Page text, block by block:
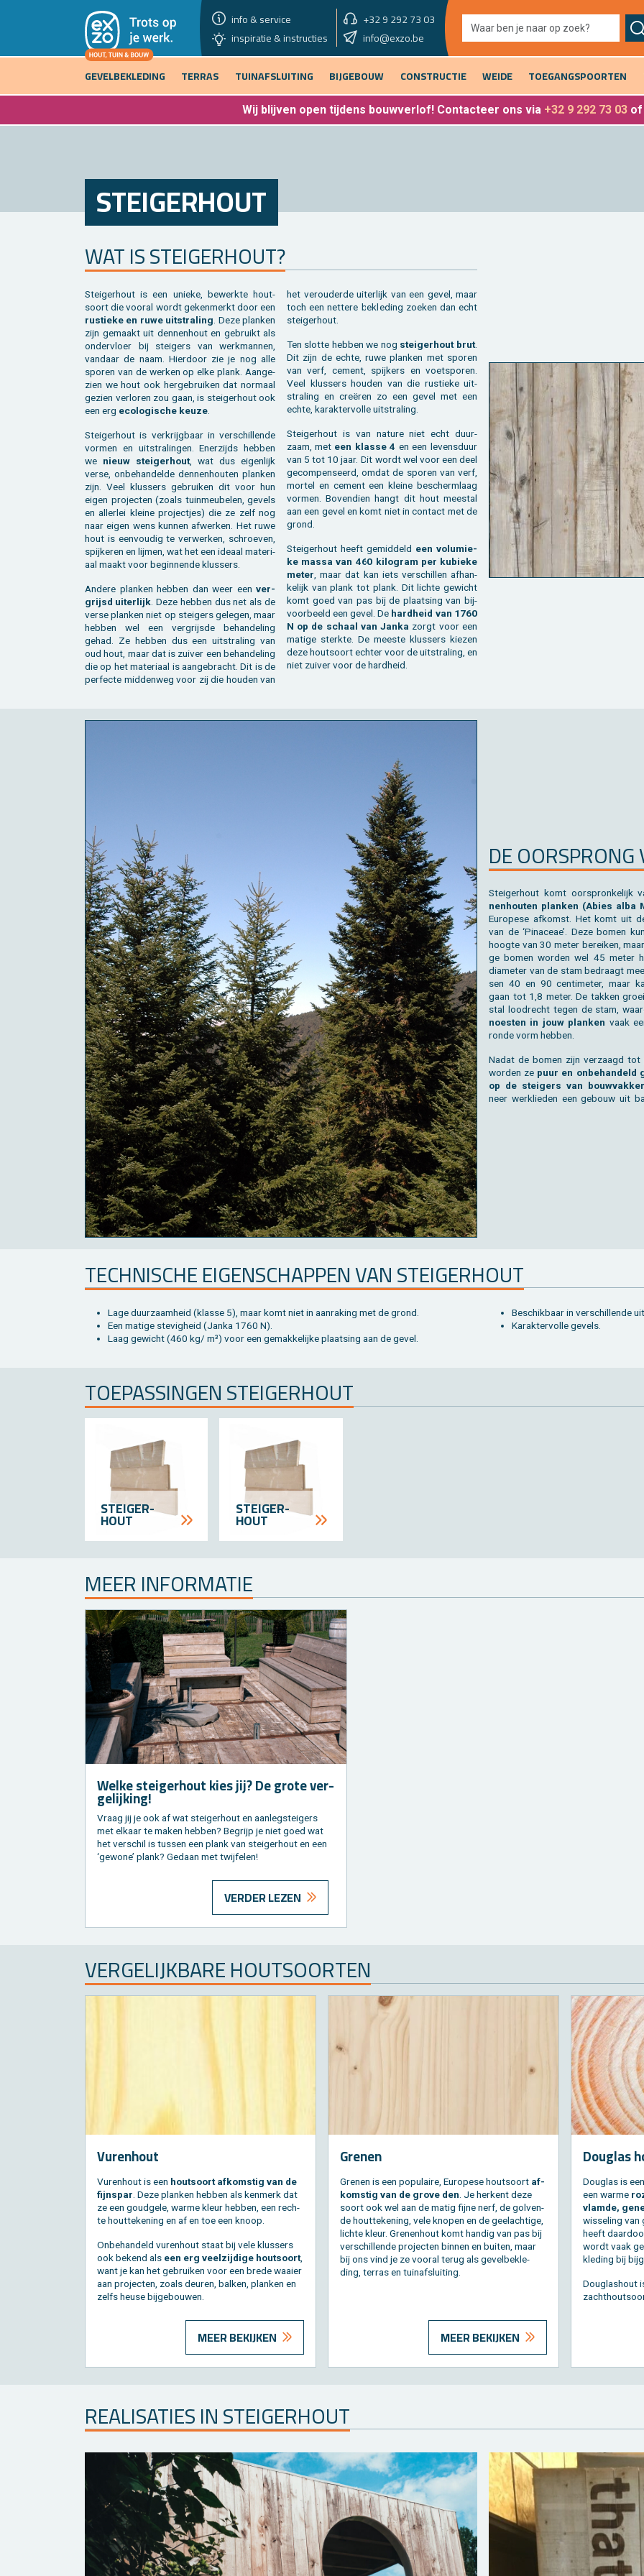
info & service +32 9 292 73 03
showroom vandaag
inspiratie & instructies
info@exzo.be 9u - 12u30 & 13u30 - 17u
GEVELBEKLEDING
TERRAS TUINAFSLUITING BIJGEBOUW CONSTRUCTIE WEIDE TOEGANGSPOORTEN
Wij blijven open tijdens bouwverlof! Contacteer ons via +32 9 292 73 03 of
STEI­GER­HOUT
WAT IS STEI­GER­HOUT?
Stei­ger­hout is een unie­ke, be­werk­te hout­
soort die voor­al wordt ge­ken­merkt door een
rus­tie­ke en ruwe uit­stra­ling . Deze plan­ken
zijn ge­maakt uit den­nen­hout en ge­bruikt als
on­der­vloer bij stei­gers van werk­man­nen,
van­daar de naam. Hier­door zie je nog alle
spo­ren van de wer­ken op elke plank. Aan­ge­
zien we hout ook her­ge­brui­ken dat nor­maal
ge­zien ver­lo­ren zou gaan, is stei­ger­hout ook
een erg eco­lo­gi­sche keuze
Stei­ger­hout is ver­krijg­baar in ver­schil­len­de
vor­men en uit­stra­lin­gen. Ener­zijds heb­ben
we nieuw stei­ger­hout, wat dus ei­gen­lijk
verse, on­be­han­del­de den­nen­hou­ten plan­ken
zijn. Veel klus­sers ge­brui­ken dit voor hun
eigen pro­jec­ten (zoals tuin­meu­be­len, ge­vels
en al­ler­lei klei­ne pro­ject­jes) die ze zelf nog
naar eigen wens kun­nen af­wer­ken. Het ruwe
hout is een­vou­dig te ver­wer­ken, schroe­ven,
spij­ke­ren en lij­men, wat het een ide­aal ma­te­ri­
aal maakt voor be­gin­nen­de klus­sers.
An­de­re plan­ken heb­ben dan weer een ver­
grijsd ui­ter­lijk . Deze heb­ben dus net als de
verse plan­ken niet op stei­gers ge­le­gen, maar
heb­ben wel een ver­grijs­de be­han­de­ling
gehad. Ze heb­ben dus een uit­stra­ling van
oud hout, maar dat is zui­ver een be­han­de­ling
die op het ma­te­ri­aal is aan­ge­bracht. Dit is de
per­fec­te mid­den­weg voor zij die hou­den van
het ver­ou­der­de ui­ter­lijk van een gevel, maar
toch een net­te­re be­kle­ding zoe­ken dan echt
stei­ger­hout.
Ten slot­te heb­ben we nog stei­ger­hout brut.
Dit zijn de echte, ruwe plan­ken met spo­ren
van verf, ce­ment, spij­kers en voet­spo­ren.
Veel klus­sers hou­den van die rus­tie­ke uit­
stra­ling en creëren zo een gevel met een
echte, ka­rak­ter­vol­le uit­stra­ling.
Stei­ger­hout is van na­tu­re niet echt duur­
zaam, met een klas­se 4 en een le­vens­duur
van 5 tot 10 jaar. Dit wordt wel voor een deel
ge­com­pen­seerd, omdat de spo­ren van verf,
mor­tel en ce­ment een klei­ne be­scherm­laag
vor­men. Bo­ven­dien hangt dit hout mee­st­al
aan een gevel en komt niet in con­tact met de
grond.
Stei­ger­hout heeft ge­mid­deld een vo­lu­mie­
ke massa van 460 ki­lo­gram per ku­bie­ke
meter , maar dat kan iets ver­schil­len af­han­
ke­lijk van plank tot plank. Dit lich­te ge­wicht
komt goed van pas bij de plaat­sing van bij­
voor­beeld een gevel. De hard­heid van 1760
N op de schaal van Janka zorgt voor een
ma­ti­ge sterk­te. De mees­te klus­sers kie­zen
deze hout­soort ech­ter voor de uit­stra­ling, en
niet zui­ver voor de hard­heid.
DE
Stei­ger­hout komt oor­spron­ke­lijk
nen­hou­ten plan­ken (Abies alba
Eu­ro­pe­se af­komst. Het komt uit
van de ‘Pina­ceae’. Deze bomen
hoog­te van 30 meter be­rei­ken,
ge bomen wor­den wel 45 meter
dia­me­ter van de stam be­draagt
sen 40 en 90 cen­ti­me­ter, maar
gaan tot 1,8 meter. De tak­ken
st­al lood­recht tegen de stam,
noes­ten in jouw plan­ken vaak
ronde vorm heb­ben.
Nadat de bomen zijn ver­zaagd tot
wor­den ze puur en on­be­han­deld
op de stei­gers van
neer werk­lie­den een ge­bouw uit
TECH­NI­SCHE EI­GEN­SCHAP­PEN VAN STEI­GER­HOUT
Lage duur­zaam­heid (klas­se 5), maar komt niet in aan­ra­king met de grond.
Een ma­ti­ge ste­vig­heid (Janka 1760 N).
Laag ge­wicht (460 kg/ m³) voor een ge­mak­ke­lij­ke plaat­sing aan de gevel.
Be­schik­baar in ver­schil­len­de
Ka­rak­ter­vol­le ge­vels.
TOE­PAS­SIN­GEN STEI­GER­HOUT
STEIGER­
HOUT
STEIGER­
HOUT
MEER IN­FOR­MA­TIE
Welke stei­ger­hout kies jij? De grote ver­
ge­lij­king!
Vraag jij je ook af wat stei­ger­hout en aan­leg­stei­gers
met el­kaar te maken heb­ben? Be­grijp je niet goed wat
het ver­schil is tus­sen een plank van stei­ger­hout en een
‘ge­wo­ne’ plank? Ge­daan met twij­fe­len!
VERDER LEZEN
VER­GE­LIJK­BA­RE HOUT­SOOR­TEN
Vu­ren­hout
Vu­ren­hout is een hout­soort af­kom­stig van de
fijn­spar . Deze plan­ken heb­ben als ken­merk dat
ze een goud­ge­le, warme kleur heb­ben, een rech­
te hout­te­ke­ning en af en toe een knoop.
On­be­han­deld vu­ren­hout staat bij vele klus­sers
ook be­kend als een erg veel­zij­di­ge hout­soort,
want je kan het ge­brui­ken voor een brede waai­er
aan pro­jec­ten, zoals deu­ren, bal­ken, plan­ken en
zelfs heuse bij­ge­bou­wen.
MEER BEKIJKEN
Gre­nen
Gre­nen is een po­pu­lai­re, Eu­ro­pe­se hout­soort af­
kom­stig van de grove den . Je her­kent deze
soort ook wel aan de matig fijne nerf, de gol­ven­
de hout­te­ke­ning, vele kno­pen en de geel­ach­ti­ge,
lich­te kleur. Gre­nen­hout komt han­dig van pas bij
ver­schil­len­de pro­jec­ten bin­nen en bui­ten, maar
bij ons vind je ze voor­al terug als ge­vel­be­kle­
ding, ter­ras en tuin­af­slui­ting.
MEER BEKIJKEN
Dou­g­las
Dou­g­las is
een warme
vlam­de,
wis­se­ling van
heeft
wordt vaak
kle­ding bij
Dou­g­las­hout
RE­A­LI­SA­TIES IN STEI­GER­HOUT